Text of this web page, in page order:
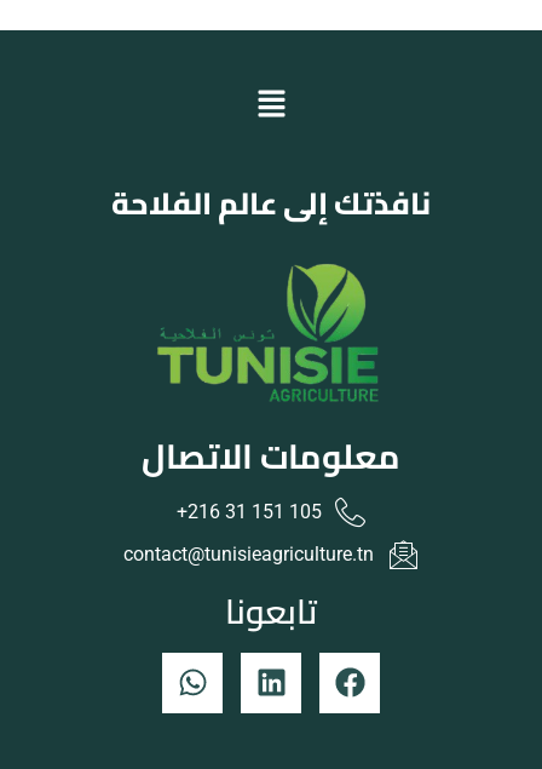
نافذتك إلى عالم الفلاحة
معلومات الاتصال
105 151 31 216+
contact@tunisieagriculture.tn
تابعونا